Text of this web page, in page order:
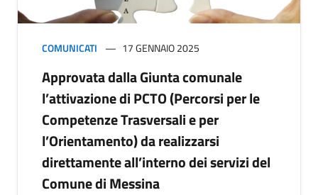
COMUNICATI 17 GENNAIO 2025
Approvata dalla Giunta comunale
l’attivazione di PCTO (Percorsi per le
Competenze Trasversali e per
l’Orientamento) da realizzarsi
direttamente all’interno dei servizi del
Comune di Messina